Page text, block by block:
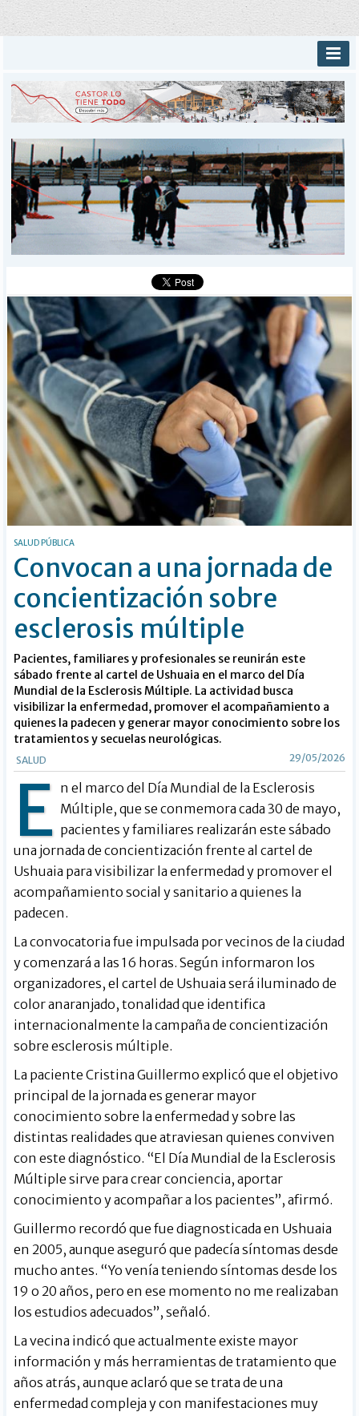
INICIO
PROVINCIALES
DEPORTES
POLICIALES
I-DIARIO
MÁS
BÚSQUEDA
SALUD PÚBLICA
Convocan a una jornada de
concientización sobre
esclerosis múltiple
Pacientes, familiares y profesionales se reunirán este
sábado frente al cartel de Ushuaia en el marco del Día
Mundial de la Esclerosis Múltiple. La actividad busca
visibilizar la enfermedad, promover el acompañamiento a
quienes la padecen y generar mayor conocimiento sobre los
tratamientos y secuelas neurológicas.
SALUD 29/05/2026
E n el marco del Día Mundial de la Esclerosis
Múltiple, que se conmemora cada 30 de mayo,
pacientes y familiares realizarán este sábado
una jornada de concientización frente al cartel de
Ushuaia para visibilizar la enfermedad y promover el
acompañamiento social y sanitario a quienes la
padecen.
La convocatoria fue impulsada por vecinos de la ciudad
y comenzará a las 16 horas. Según informaron los
organizadores, el cartel de Ushuaia será iluminado de
color anaranjado, tonalidad que identifica
internacionalmente la campaña de concientización
sobre esclerosis múltiple.
La paciente Cristina Guillermo explicó que el objetivo
principal de la jornada es generar mayor
conocimiento sobre la enfermedad y sobre las
distintas realidades que atraviesan quienes conviven
con este diagnóstico. “El Día Mundial de la Esclerosis
Múltiple sirve para crear conciencia, aportar
conocimiento y acompañar a los pacientes”, afirmó.
Guillermo recordó que fue diagnosticada en Ushuaia
en 2005, aunque aseguró que padecía síntomas desde
mucho antes. “Yo venía teniendo síntomas desde los
19 o 20 años, pero en ese momento no me realizaban
los estudios adecuados”, señaló.
La vecina indicó que actualmente existe mayor
información y más herramientas de tratamiento que
años atrás, aunque aclaró que se trata de una
enfermedad compleja y con manifestaciones muy